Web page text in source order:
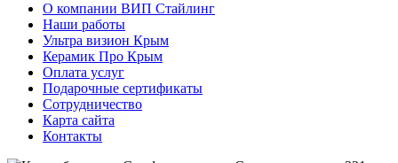
О компании ВИП Стайлинг
Наши работы
Ультра визион Крым
Керамик Про Крым
Оплата услуг
Подарочные сертификаты
Сотрудничество
Карта сайта
Контакты